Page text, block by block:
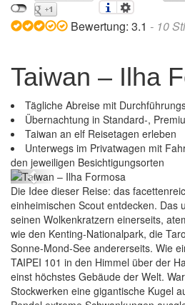
Bewertung: 3.1 - 10
Taiwan – Ilha
Tägliche Abreise mit
Übernachtung in Standard-,
Taiwan an elf Reisetagen erleben
Unterwegs im Privatwagen mit
den jeweiligen Besichtigungsorten
Taiwan – Ilha
Previous
Die Idee dieser Reise: das
einheimischen Scout entdecken. Das
seinen Wolkenkratzern einerseits,
wie den Kenting-Nationalpark, die
Sonne-Mond-See andererseits. Wie
TAIPEI 101 in den Himmel über der
einst höchstes Gebäude der Welt.
Stockwerken eine gigantische Kugel